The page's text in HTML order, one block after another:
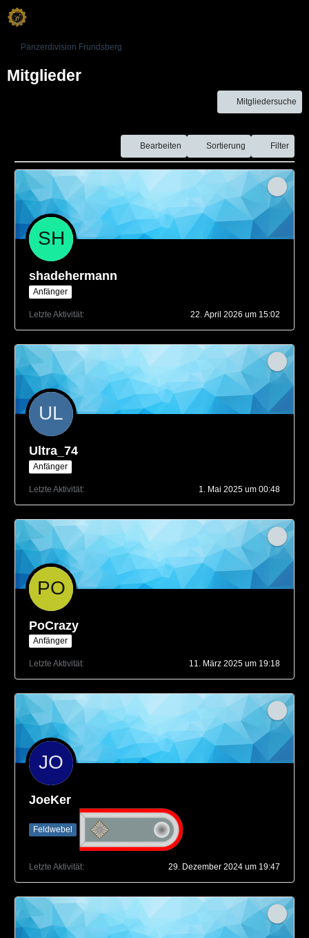
Panzerdivision Frundsberg
Mitglieder
Mitgliedersuche
Bearbeiten Sortierung Filter
shadehermann
Anfänger
Letzte Aktivität 22. April 2026 um 15:02
Ultra_74
Anfänger
Letzte Aktivität 1. Mai 2025 um 00:48
PoCrazy
Anfänger
Letzte Aktivität 11. März 2025 um 19:18
JoeKer
Feldwebel
Letzte Aktivität 29. Dezember 2024 um 19:47